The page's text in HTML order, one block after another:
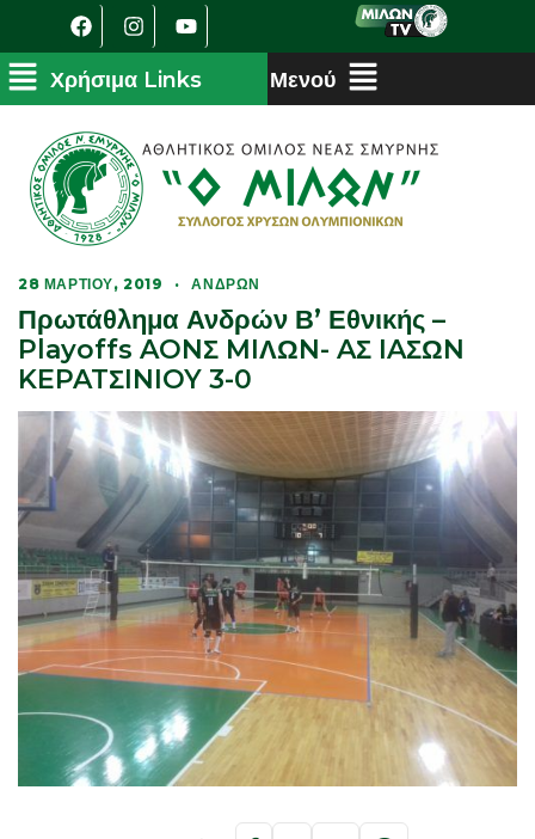
28 ΜΑΡΤΊΟΥ, 2019 · ΑΝΔΡΏΝ
Πρωτάθλημα Ανδρών Β’ Εθνικής –
Playoffs AONΣ MIΛΩN- AΣ IAΣΩN
KEPATΣINIOY 3-0